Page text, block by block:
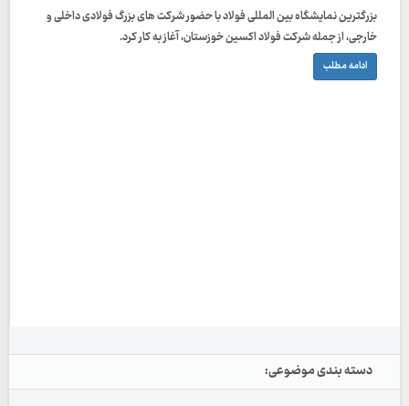
بزرگترین نمایشگاه بین المللی فولاد با حضور شرکت های بزرگ فولادی داخلی و
خارجی، از جمله شرکت فولاد اکسین خوزستان، آغاز به کار کرد.
ادامه مطلب
دسته بندی موضوعی: